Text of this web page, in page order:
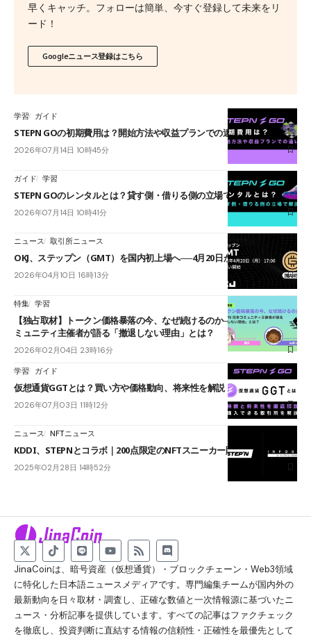
早くキャッチ。フォローは簡単、今すぐ登録して未来をリ
ード！
Googleニュース登録はこちら
学習 ガイド
STEPN GOの初期費用は？開始方法や収益プランでの違いを解説
2026年07月14日 10時45分
ガイド 学習
STEPN GOのレンタルとは？貸す側・借りる側の立場で解説
2026年07月14日 10時41分
ニュース 取引所ニュース
OKJ、ステップン（GMT）を国内初上場へ──4月20日から取扱い開始
2026年04月10日 16時13分
特集 学習
【独占取材】トークン価格暴落の今、なぜ続けるのか──STEPN日本コ
ミュニティ主催者が語る「撤退しない理由」とは？
2026年02月04日 23時16分
学習 ガイド
仮想通貨GGTとは？買い方や価格動向、将来性を解説【2026年最新】
2026年07月03日 11時12分
ニュース NFTニュース
KDDI、STEPNとコラボ｜200点限定のNFTスニーカー販売へ
2025年02月28日 14時52分
JinaCoinは、暗号資産（仮想通貨）・ブロックチェーン・Web3領域
に特化した日本語ニュースメディアです。専門編集チームが国内外の
最新動向を日々取材・調査し、正確な数値と一次情報源に基づいたニ
ュース・分析記事を提供しています。すべての記事はファクチェック
を徹底し、投資判断に直結する情報の信頼性・正確性を最優先として